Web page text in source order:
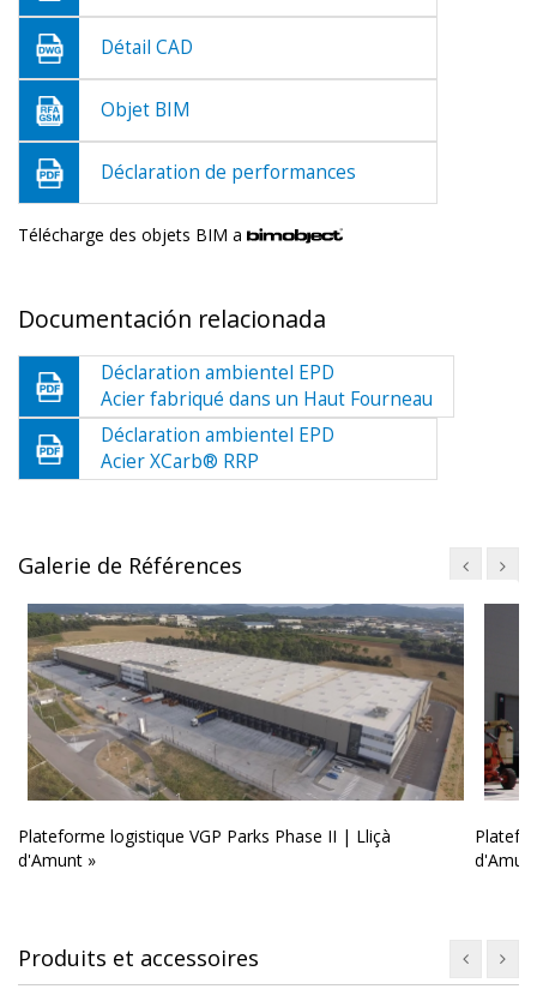
Détail CAD
Objet BIM
Déclaration de performances
Télécharge des objets BIM a
Documentación relacionada
Déclaration ambientel EPD
Acier fabriqué dans un Haut Fourneau
Déclaration ambientel EPD
Acier XCarb® RRP
Galerie de Références
Plateforme logistique VGP Parks Phase II | Lliçà
d'Amunt »
Produits et accessoires